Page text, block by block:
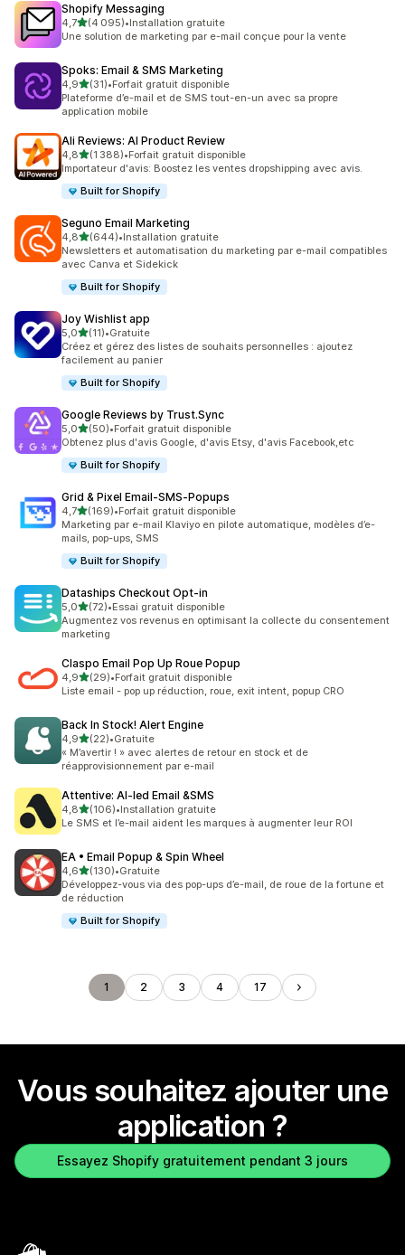
Shopify Messaging
4,7étoile(s) sur 5
(4 095)
4095 avis au total
•Installation gratuite
Une solution de marketing par e-mail conçue pour la vente
Spoks: Email & SMS Marketing
4,9étoile(s) sur 5
(31)
31 avis au total
•Forfait gratuit disponible
Plateforme d’e-mail et de SMS tout-en-un avec sa propre
application mobile
Ali Reviews: AI Product Review
4,8étoile(s) sur 5
(1 388)
1388 avis au total
•Forfait gratuit disponible
Importateur d'avis: Boostez les ventes dropshipping avec avis.
Built for Shopify
Seguno Email Marketing
4,8étoile(s) sur 5
(644)
644 avis au total
•Installation gratuite
Newsletters et automatisation du marketing par e-mail compatibles
avec Canva et Sidekick
Built for Shopify
Joy Wishlist app
5,0étoile(s) sur 5
(11)
11 avis au total
•Gratuite
Créez et gérez des listes de souhaits personnelles : ajoutez
facilement au panier
Built for Shopify
Google Reviews by Trust.Sync
5,0étoile(s) sur 5
(50)
50 avis au total
•Forfait gratuit disponible
Obtenez plus d'avis Google, d'avis Etsy, d'avis Facebook,etc
Built for Shopify
Grid & Pixel Email‑SMS‑Popups
4,7étoile(s) sur 5
(169)
169 avis au total
•Forfait gratuit disponible
Marketing par e-mail Klaviyo en pilote automatique, modèles d’e-
mails, pop-ups, SMS
Built for Shopify
Dataships Checkout Opt‑in
5,0étoile(s) sur 5
(72)
72 avis au total
•Essai gratuit disponible
Augmentez vos revenus en optimisant la collecte du consentement
marketing
Claspo Email Pop Up Roue Popup
4,9étoile(s) sur 5
(29)
29 avis au total
•Forfait gratuit disponible
Liste email - pop up réduction, roue, exit intent, popup CRO
Back In Stock! Alert Engine
4,9étoile(s) sur 5
(22)
22 avis au total
•Gratuite
« M’avertir ! » avec alertes de retour en stock et de
réapprovisionnement par e-mail
Attentive: AI‑led Email &SMS
4,8étoile(s) sur 5
(106)
106 avis au total
•Installation gratuite
Le SMS et l’e-mail aident les marques à augmenter leur ROI
EA • Email Popup & Spin Wheel
4,6étoile(s) sur 5
(130)
130 avis au total
•Gratuite
Développez-vous via des pop-ups d’e-mail, de roue de la fortune et
de réduction
Built for Shopify
1 2 3 4 17
Vous souhaitez ajouter une
application ?
Essayez Shopify gratuitement pendant 3 jours